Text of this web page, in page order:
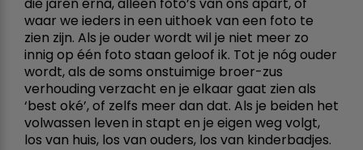
waar we ieders in een uithoek van een foto te
zien zijn. Als je ouder wordt wil je niet meer zo
innig op één foto staan geloof ik. Tot je nóg ouder
wordt, als de soms onstuimige broer-zus
verhouding verzacht en je elkaar gaat zien als
‘best oké’, of zelfs meer dan dat. Als je beiden het
volwassen leven in stapt en je eigen weg volgt,
los van huis, los van ouders, los van kinderbadjes.